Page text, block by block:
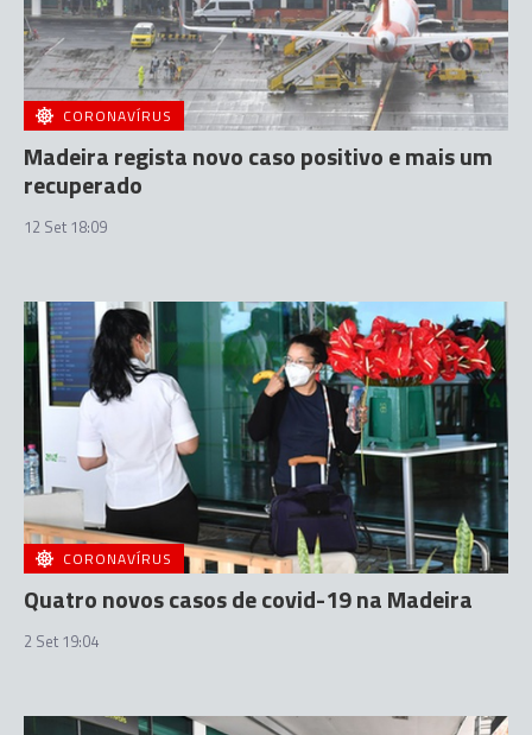
CORONAVÍRUS
Madeira regista novo caso positivo e mais um
recuperado
12 Set 18:09
CORONAVÍRUS
Quatro novos casos de covid-19 na Madeira
2 Set 19:04